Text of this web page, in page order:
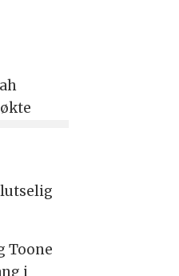
Toone
i